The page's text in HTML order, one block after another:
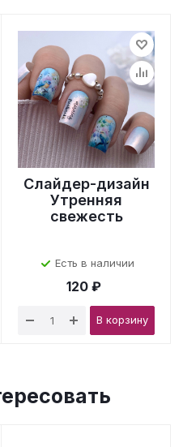
Слайдер-дизайн
Утренняя
свежесть
Есть в наличии
120 ₽
В корзину